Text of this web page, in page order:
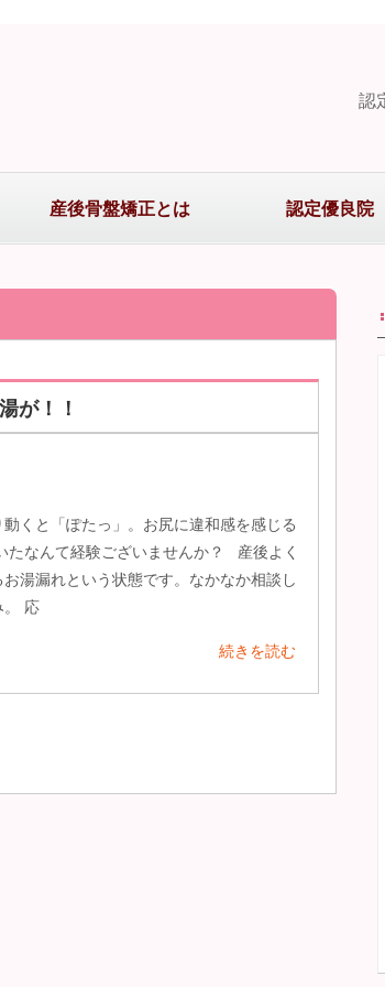
認
産後骨盤矯正とは 認定優良院
が！！
くと「ぽたっ」。お尻に違和感を感じる
たなんて経験ございませんか？ 産後よく
湯漏れという状態です。なかなか相談し
。 応
続きを読む